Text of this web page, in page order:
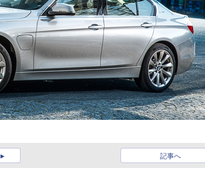
記事へ